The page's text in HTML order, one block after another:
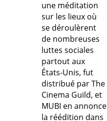
une méditation
sur les lieux où
se déroulèrent
de nombreuses
luttes sociales
partout aux
États-Unis, fut
distribué par The
Cinema Guild, et
MUBI en annonce
la réédition dans